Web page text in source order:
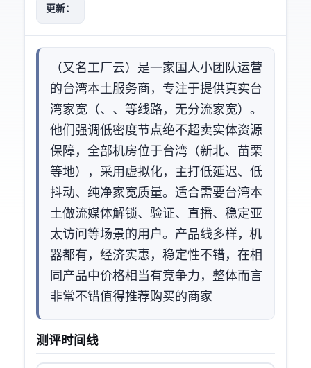
更新：2025-04-05
FaCHost（又名工厂云）是一家国人小团队运营
的台湾本土VPS服务商，专注于提供真实台
湾家宽IP（Hinet、Seednet、TBC等线路，无分流家宽）。
他们强调“低密度节点 + 绝不超卖 + 实体资源
保障”，全部机房位于台湾（新北、苗栗
等地），采用KVM虚拟化，主打低延迟、低
抖动、纯净家宽IP质量。适合需要台湾本
土IP做流媒体解锁、App验证、TK/直播、稳定亚
太访问等场景的用户。产品线多样，VDS/NAT机
器都有，经济实惠，稳定性不错，在相
同产品中价格相当有竞争力，整体而言
非常不错值得推荐购买的商家
测评时间线